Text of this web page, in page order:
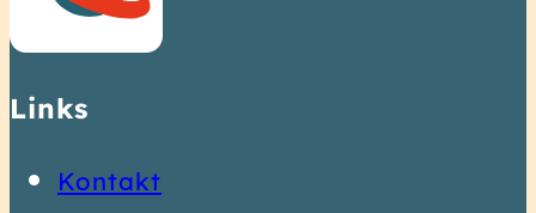
Links
Kontakt